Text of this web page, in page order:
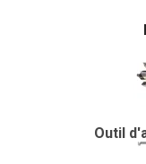
Outil